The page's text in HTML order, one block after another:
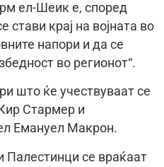
ел-Шеик е, според
стави крај на војната во
напори и да се
во регионот“.
што ќе учествуваат се
Стармер и
Емануел Макрон.
Палестинци се враќаат